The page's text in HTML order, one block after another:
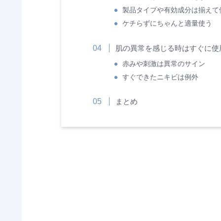
製品タイプや有効成分は揃えて
ケチらずにちゃんと適量使う
肌の異常を感じる時はすぐに使
赤みや刺激は異常のサイン
すぐできたニキビは例外
まとめ